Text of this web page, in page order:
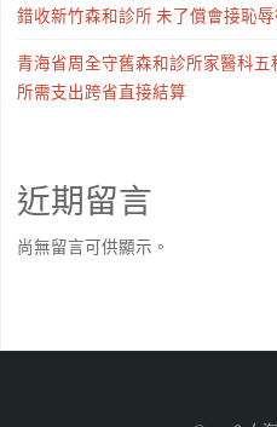
錯收新竹森和診所 未了償會接恥辱
青海省周全守舊森和診所家醫科五
所需支出跨省直接結算
近期留言
尚無留言可供顯示。